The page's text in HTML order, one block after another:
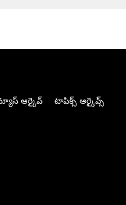
ఆర్కైవ్ టాపిక్స్ ఆర్కైవ్స్